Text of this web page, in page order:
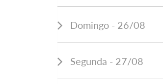
Domingo - 26/08
Segunda - 27/08